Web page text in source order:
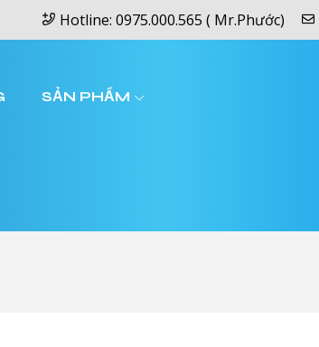
Hotline: 0975.000.565 ( Mr.Phước)
SẢN PHẨM